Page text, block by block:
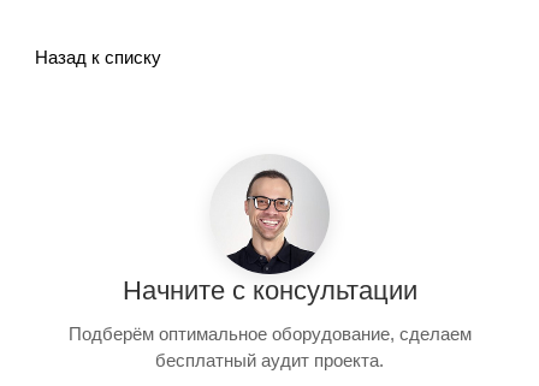
Назад к списку
Начните с консультации
Подберём оптимальное оборудование, сделаем
бесплатный аудит проекта.